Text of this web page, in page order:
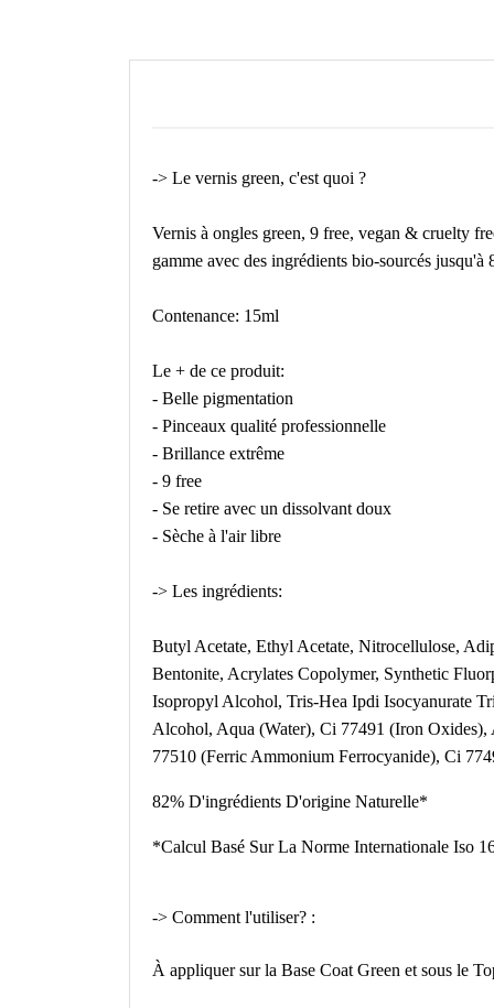
-> Le vernis green, c'est quoi ?
Vernis à ongles green, 9 free, vegan & cruelty
gamme avec des ingrédients bio-sourcés
Contenance: 15ml
Le + de ce produit:
- Belle pigmentation
- Pinceaux qualité professionnelle
- Brillance extrême
- 9 free
- Se retire avec un dissolvant doux
- Sèche à l'air libre
-> Les ingrédients:
Butyl Acetate, Ethyl Acetate, Nitrocellulose,
Bentonite, Acrylates Copolymer, Synthetic
Isopropyl Alcohol, Tris-Hea Ipdi Isocyanurate
Alcohol, Aqua (Water), Ci 77491 (Iron
77510 (Ferric Ammonium Ferrocyanide), Ci
82% D'ingrédients D'origine Naturelle*
*Calcul Basé Sur La Norme Internationale Iso
-> Comment l'utiliser? :
À appliquer sur la Base Coat Green et sous le